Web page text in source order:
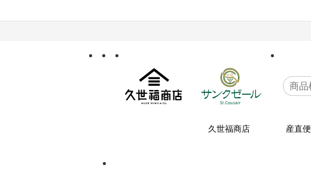
久世福商店 産直便